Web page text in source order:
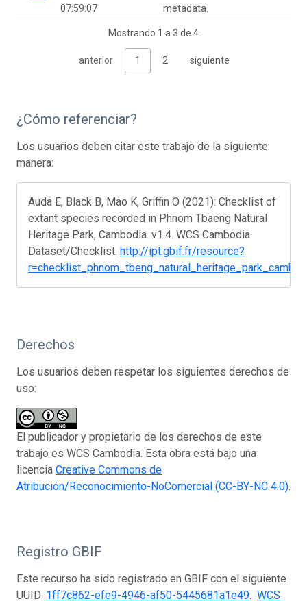
07:59:07
metadata.
Mostrando 1 a 3 de 4
anterior 1 2 siguiente
¿Cómo referenciar?
Los usuarios deben citar este trabajo de la siguiente
manera:
Auda E, Black B, Mao K, Griffin O (2021): Checklist of
extant species recorded in Phnom Tbaeng Natural
Heritage Park, Cambodia. v1.4. WCS Cambodia.
Dataset/Checklist. http://ipt.gbif.fr/resource?
Derechos
Los usuarios deben respetar los siguientes derechos de
uso:
El publicador y propietario de los derechos de este
trabajo es WCS Cambodia. Esta obra está bajo una
licencia Creative Commons de
Atribución/Reconocimiento-NoComercial (CC-BY-NC 4.0).
Registro GBIF
Este recurso ha sido registrado en GBIF con el siguiente
UUID: 1ff7c862-efe9-4946-af50-5445681a1e49. WCS